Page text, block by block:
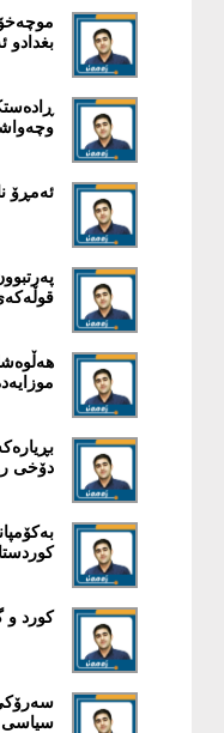
بغدادو
ئەمڕۆ
دۆخی
كورد و
سیاسی